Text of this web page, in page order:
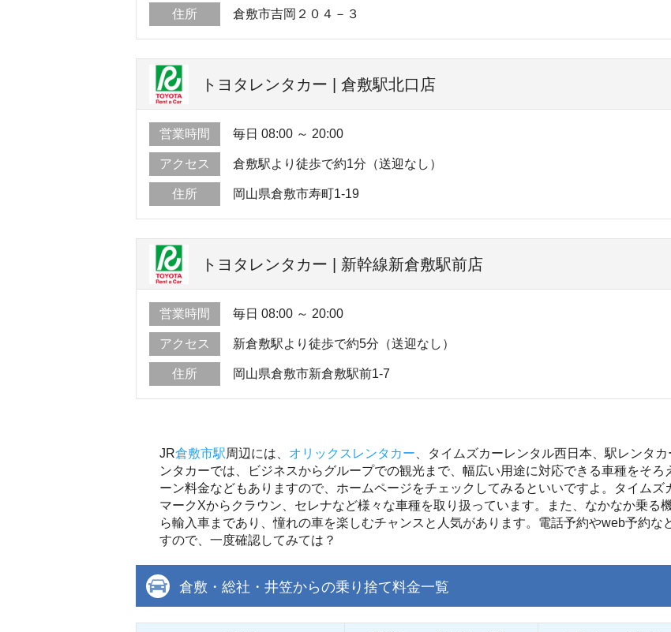
住所 倉敷市吉岡２０４－３
トヨタレンタカー | 倉敷駅北口店
営業時間 毎日 08:00 ～ 20:00
アクセス 倉敷駅より徒歩で約1分（送迎なし）
住所 岡山県倉敷市寿町1-19
トヨタレンタカー | 新幹線新倉敷駅前店
営業時間 毎日 08:00 ～ 20:00
アクセス 新倉敷駅より徒歩で約5分（送迎なし）
住所 岡山県倉敷市新倉敷駅前1-7
JR倉敷市駅周辺には、 オリックスレンタカー 、タイムズカーレンタル西日本、駅レンタ
ンタカーでは、ビジネスからグループでの観光まで、幅広い用途に対応できる車種をそ
ーン料金などもありますので、ホームページをチェックしてみるといいですよ。タイムズ
マークXからクラウン、セレナなど様々な車種を取り扱っています。また、なかなか乗る
ら輸入車まであり、憧れの車を楽しむチャンスと人気があります。電話予約やweb予約な
すので、一度確認してみては？
倉敷・総社・井笠からの乗り捨て料金一覧